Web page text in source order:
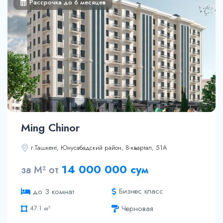
Рассрочка до 6 месяцев
Ming Chinor
г.Ташкент, Юнусабадский район, 8-квартал, 51А
за М² от 14 000 000 сум
до 3 комнат Бизнес класс
49.6 м²
47.7 м²
48.3 м²
Черновая